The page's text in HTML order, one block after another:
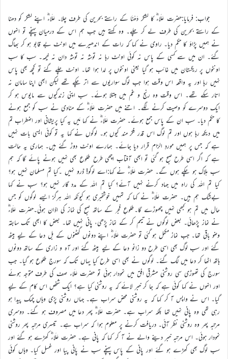
جواب: فرمایا:حضرت عَلَاءؓ کا لشکر دَھْنَا کے راستے بحرین کی طرف چلا۔ عَلَاءؓ اپنے لشکر کو دھنا
کے راستے بحرین کی طرف لے کر چلے۔ وہ کہتے ہیں جب ہم اس کے درمیان پہنچے تو انہوں
نے ہمیں پڑاؤ کا حکم دیا۔ راوی نے کہا کہ رات کے اندھیرے میں اونٹ بے قابو ہو کر بھاگ
گئے۔ ان میں سے کسی کے پاس نہ کوئی اونٹ رہا نہ توشہ نہ توشہ دان نہ خیمہ۔ سب کا سب
اونٹوں پر ریگستان میں غائب ہو گیا یعنی اونٹوں پر لدا ہوا تھا۔ اونٹ چلے گئے تو کچھ بھی پاس
نہیں رہا اور یہ واقعہ اس وقت ہوا جب لوگ سواریوں سے اتر چکے تھے لیکن ابھی اپنا سامان نہ
اتار سکے تھے۔ اس وقت وہ رنج و غم میں مبتلا ہوئے۔ سب اپنی زندگیوں سے مایوس ہو کر
ایک دوسرے کو وصیت کرنے لگے۔ اتنے میں حضرت عَلَاءؓ کے منادی نے سب کو جمع ہونے
کا حکم دیا۔ سب ان کے پاس جمع ہوئے۔ حضرت عَلَاءؓ نے کہا مَیں یہ کیا پریشانی اور اضطراب تم
میں دیکھ رہا ہوں اور تم لوگ اس قدر فکر مند کیوں ہو۔ لوگوں نے کہا یہ تو کوئی ایسی بات نہیں
ہے کہ جس پر ہمیں موردِ الزام قرار دیا جائے۔ ہمارے اونٹ دوڑ گئے ہیں۔ ہماری یہ حالت
ہے کہ اگر اسی طرح صبح ہو گئی تو ابھی آفتاب اچھی طرح طلوع بھی نہیں ہونے پائے گا کہ ہم
سب ہلاک ہو چکے ہوں گے۔ حضرت عَلَاءؓ نے کہا:اے لوگو! ڈرو نہیں ۔کیا تم مسلمان نہیں ہو؟
کیا تم اللہ کی راہ میں جہاد کرنے نہیں آئے؟ کیا تم اللہ کے مدد گار نہیں ہو؟ سب نے کہا
بےشک ہم ہیں۔ حضرت عَلَاءؓ نے کہا کہ تمہیں خوشخبری ہو کیونکہ اللہ ہرگز ایسے لوگوں کو جس
حال میں تم ہو کبھی نہیں چھوڑے گا۔طلوعِ فجر کے ساتھ صبح کی نماز کی اذان ہوئی۔حضرت عَلَاءؓ
نے نماز پڑھائی۔ بعض لوگوں نے تیمم کر کے نماز پڑھی، پانی نہیں تھا۔ بعض کا ابھی تک سابقہ
وضو باقی تھا۔ جب نماز مکمل ہو گئی تو حضرت عَلَاءؓ اپنے دونوں گھٹنوں کے بل دعا کے لیے بیٹھ
گئے اور سب لوگ بھی اسی طرح دو زانو دعا کے لیے بیٹھ گئے اور آہ و زاری کے ساتھ دونوں
ہاتھ اٹھا کر دعا میں لگ گئے۔ لوگوں نے بھی اسی طرح کیا یہاں تک کہ سورج طلوع ہو گیا۔ جب
سورج کی تھوڑی سی روشنی مشرقی افق میں نمودار ہوئی تو حضرت عَلَاء صف کی طرف متوجہ ہوئے
اور انہوں نے کہا کوئی ہے کہ جا کر خبر لائے کہ یہ روشنی کیا ہے؟ ایک شخص اس کام کے لیے
گیا۔ اس نے واپس آ کر کہا کہ یہ روشنی محض سراب ہے۔ جہاں روشنی پڑی وہاں چمک پیدا ہو
رہی تھی وہ پانی نہیں تھا بلکہ سراب ہے۔ حضرت عَلَاءؓ پھر دعا میں مصروف ہو گئے۔ دوسری
مرتبہ پھر وہ روشنی نظر آئی۔ دریافت کرنے پر معلوم ہوا کہ سراب ہے۔ تیسری مرتبہ پھر روشنی
نمودار ہوئی۔ اس مرتبہ خبر دینے والے نے آ کر کہا کہ پانی ہے۔ حضرت عَلَاءؓ کھڑے ہو گئے اور
سب لوگ بھی کھڑے ہو گئے اور پانی کے پاس پہنچے سب نے پانی پیا اور غسل کیا۔ وہاں کوئی